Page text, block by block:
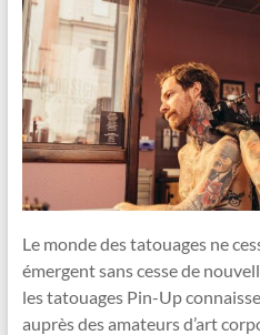
Le monde des tatouages ne
émergent sans cesse de
les tatouages Pin-Up
auprès des amateurs d’art